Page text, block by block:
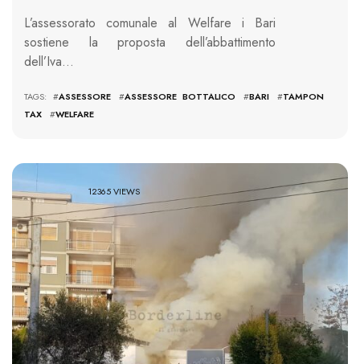
L’assessorato comunale al Welfare i Bari
sostiene la proposta dell’abbattimento
dell’Iva…
TAGS: #ASSESSORE #ASSESSORE BOTTALICO #BARI #TAMPON
TAX
#WELFARE
12365 VIEWS